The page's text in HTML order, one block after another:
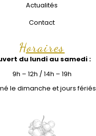
Actualités
Contact
Horaires
du lundi au samedi :
9h – 12h / 14h – 19h
le dimanche et jours fériés